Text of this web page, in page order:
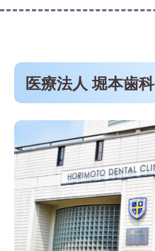
医療法人 堀本歯科